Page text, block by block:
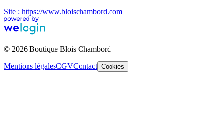
Site : https://www.bloischambord.com
© 2026 Boutique Blois Chambord
Mentions légalesCGVContact Cookies